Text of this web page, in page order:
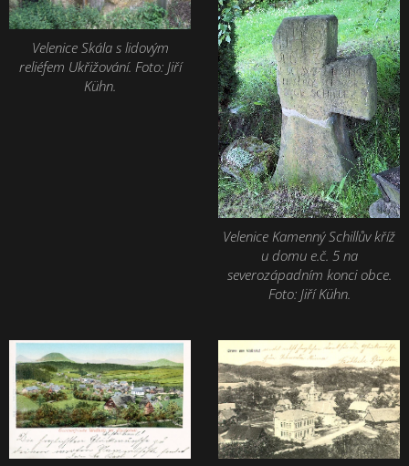
Velenice Skála s lidovým
reliéfem Ukřižování. Foto: Jiří
Kühn.
Velenice Kamenný Schillův kříž
u domu e.č. 5 na
severozápadním konci obce.
Foto: Jiří Kühn.